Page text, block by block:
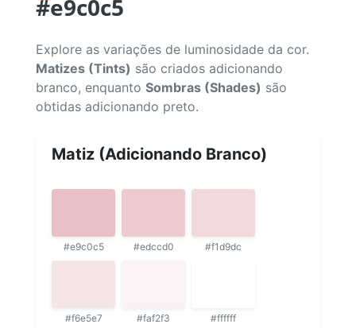
#e9c0c5
Explore as variações de luminosidade da cor.
Matizes (Tints) são criados adicionando
branco, enquanto Sombras (Shades) são
obtidas adicionando preto.
Matiz (Adicionando Branco)
#e9c0c5 #edccd0 #f1d9dc
#f6e5e7 #faf2f3 #ffffff